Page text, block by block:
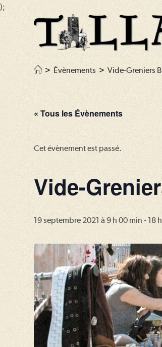
);
> Évènements > Vide-Greniers
« Tous les Évènements
Cet évènement est passé.
Vide-
19 septembre 2021 à 9 h 00 min - 18